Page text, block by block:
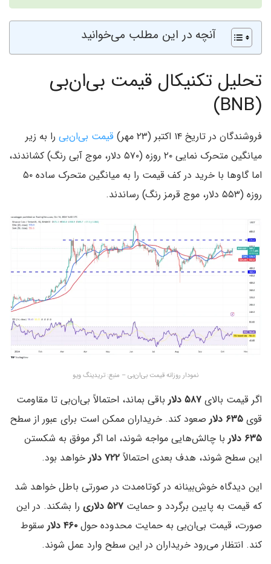
آنچه در این مطلب می‌خوانید
تحلیل تکنیکال قیمت بی‌ان‌بی
(BNB)
فروشندگان در تاریخ ۱۴ اکتبر (۲۳ مهر) قیمت بی‌ان‌بی را به زیر
میانگین متحرک نمایی ۲۰ روزه (۵۷۰ دلار، موج آبی رنگ) کشاندند،
اما گاوها با خرید در کف قیمت را به میانگین متحرک ساده ۵۰
روزه (۵۵۳ دلار، موج قرمز رنگ) رساندند.
نمودار روزانه قیمت بی‌ان‌بی – منبع: تریدینگ ویو
اگر قیمت بالای ۵۸۷ دلار
باقی بماند، احتمالاً بی‌ان‌بی تا مقاومت
قوی
صعود کند. خریداران ممکن است برای عبور از سطح
۶۳۵ دلار
با چالش‌هایی مواجه شوند، اما اگر موفق به شکستن
این سطح شوند، هدف بعدی احتمالاً ۷۲۲ دلار
خواهد بود.
این دیدگاه خوش‌بینانه در کوتاه‌مدت در صورتی باطل خواهد شد
که قیمت به پایین برگردد و حمایت ۵۲۷ دلاری
را بشکند. در این
صورت، قیمت بی‌ان‌بی به حمایت محدوده حول
سقوط
کند. انتظار می‌رود خریداران در این سطح وارد عمل شوند.